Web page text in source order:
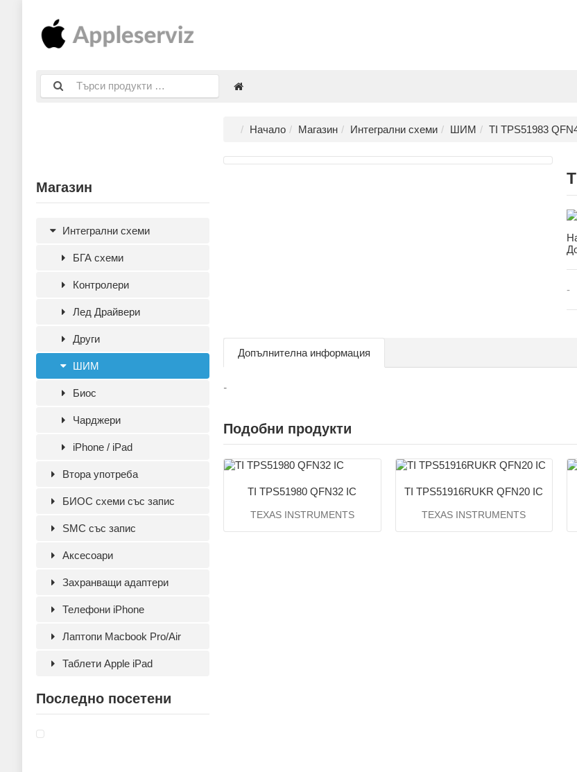
Магазин
Интегрални схеми
БГА схеми
Контролери
Лед Драйвери
Други
ШИМ
Биос
Чарджери
iPhone / iPad
Втора употреба
БИОС схеми със запис
SMC със запис
Аксесoари
Захранващи адаптери
Телефони iPhone
Лаптопи Macbook Pro/Air
Таблети Apple iPad
Последно посетени
Начало Магазин Интегрални схеми ШИМ TI TPS51983
-
Допълнителна информация
-
Подобни продукти
TI TPS51980 QFN32 IC
TEXAS INSTRUMENTS
TI TPS51916RUKR QFN20 IC
TEXAS INSTRUMENTS